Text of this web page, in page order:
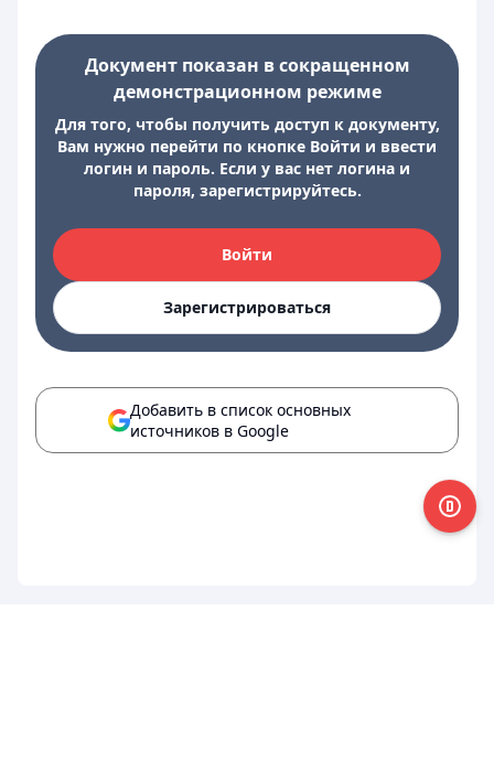
Документ показан в сокращенном
демонстрационном режиме
Для того, чтобы получить доступ к документу,
Вам нужно перейти по кнопке Войти и ввести
логин и пароль. Если у вас нет логина и
пароля, зарегистрируйтесь.
Войти
Зарегистрироваться
Добавить в список основных
источников в Google